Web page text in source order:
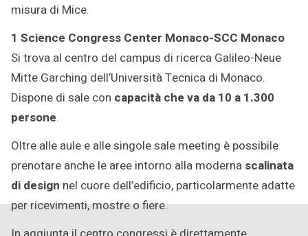
misura di Mice.
1 Science Congress Center Monaco-SCC Monaco
Si trova al centro del campus di ricerca Galileo-Neue
Mitte Garching dell’Università Tecnica di Monaco.
Dispone di sale con capacità che va da 10 a 1.300
persone.
Oltre alle aule e alle singole sale meeting è possibile
prenotare anche le aree intorno alla moderna scalinata
di design nel cuore dell’edificio, particolarmente adatte
per ricevimenti, mostre o fiere.